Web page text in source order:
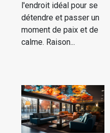
l'endroit idéal pour se
détendre et passer un
moment de paix et de
calme. Raison...